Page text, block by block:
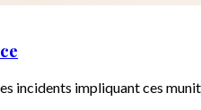
incidents impliquant ces